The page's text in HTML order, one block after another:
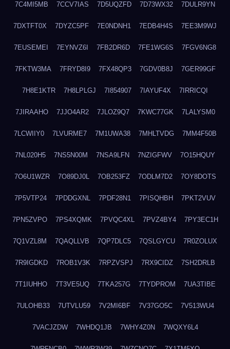
7C4MI5MB 7CCV7IAS 7D5UQZFD 7D73WX32 7DULR9YN
7DXTFT0X 7DYZC5PF 7E0NDNH1 7EDB4H4S 7EE3M9WJ
7EUSEMEI 7EYNVZ6I 7FB2DR6D 7FE1WG6S 7FGV6NG8
7FKTW3MA 7FRYD8I9 7FX48QP3 7GDV0B8J 7GER99GF
7H8E1KTR 7H8LPLGJ 7I854907 7IAYUF4X 7IRRICQI
7JIRAAHO 7JJO4AR2 7JLOZ9Q7 7KWC77GK 7LALYSM0
7LCWIIY0 7LVURME7 7M1UWA38 7MHLTVDG 7MM4F50B
7NL020H5 7NS5N00M 7NSA9LFN 7NZIGFWV 7O15HQUY
7O6U1WZR 7O89DJ0L 7OB253FZ 7ODLM7D2 7OY8DOTS
7P5VTP24 7PDDGXNL 7PDF28N1 7PISQHBH 7PKT2VUV
7PN5ZVPO 7PS4XQMK 7PVQC4XL 7PVZ4BY4 7PY3EC1H
7Q1VZL8M 7QAQLLVB 7QP7DLC5 7QSLGYCU 7R0ZOLUX
7R9IGDKD 7ROB1V3K 7RPZVSPJ 7RX9CIDZ 7SH2DRLB
7T1IUHHO 7T3VE5UQ 7TKA257G 7TYDPROM 7UA3TIBE
7ULOHB33 7UTVLU59 7V2MI6BF 7V37GO5C 7V513WU4
7VACJZDW 7WHDQ1JB 7WHY4Z0N 7WQXY6L4